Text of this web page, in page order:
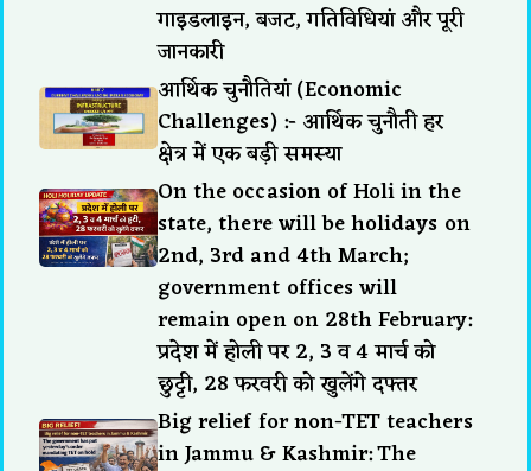
गाइडलाइन, बजट, गतिविधियां और पूरी
जानकारी
आर्थिक चुनौतियां (Economic
Challenges) :- आर्थिक चुनौती हर
क्षेत्र में एक बड़ी समस्या
On the occasion of Holi in the
state, there will be holidays on
2nd, 3rd and 4th March;
government offices will
remain open on 28th February:
प्रदेश में होली पर 2, 3 व 4 मार्च को
छुट्टी, 28 फरवरी को खुलेंगे दफ्तर
Big relief for non-TET teachers
in Jammu & Kashmir: The